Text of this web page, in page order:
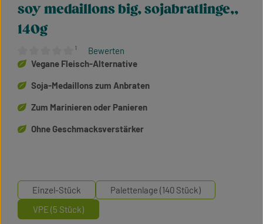
Durchschnittliche Bewertung von 0 von 5 Sternen
¹ Bewerten
soy medaillons big, sojabratlinge,,
140g
Vegane Fleisch-Alternative
Soja-Medaillons zum Anbraten
Zum Marinieren oder Panieren
Ohne Geschmacksverstärker
Einzel-Stück
Palettenlage (140 Stück)
VPE (5 Stück)